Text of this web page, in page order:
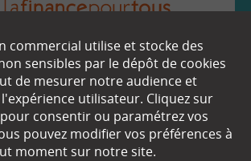
EN SAVOIR
Qui sommes-nous ?
Partenaires
commercial utilise et stocke des
sensibles par le dépôt de cookies
de mesurer notre audience et
utilisateur. Cliquez sur
consentir ou paramétrez vos
pouvez modifier vos préférences à
moment sur notre site.